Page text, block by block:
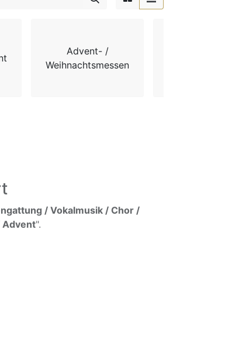
Advent- /
Weihnachtsmessen
/ Vokalmusik / Chor /
Advent".